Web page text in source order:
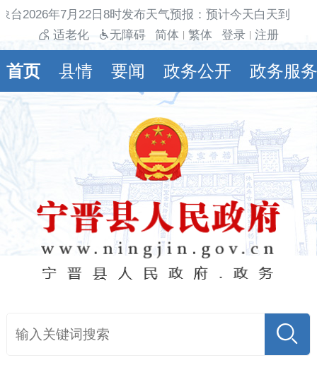
台2026年7月22日8时发布天气预报：预计今天白天到夜
适老化
无障碍 简体 繁体 登录 注册
首页 县情 要闻 政务公开 政务服务